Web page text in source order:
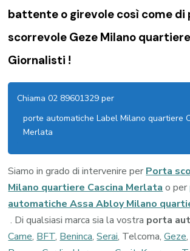
battente o girevole così come di
scorrevole Geze Milano
Giornalisti !
Chiama 02 89601329 per
porte automatiche Label Milano quartiere
Merlata
Siamo in grado di intervenire per Porta
Milano quartiere Cascina Merlata o per
automatiche Assa Abloy Milano
. Di qualsiasi marca sia la vostra porta
Came, BFT, Beninca,Serai, Telcoma,Geze